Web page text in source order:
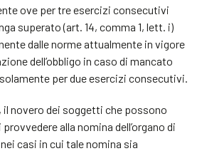
ove per tre esercizi consecutivi
superato (art. 14, comma 1, lett. i)
dalle norme attualmente in vigore
dell’obbligo in caso di mancato
per due esercizi consecutivi.
novero dei soggetti che possono
alla nomina dell’organo di
casi in cui tale nomina sia